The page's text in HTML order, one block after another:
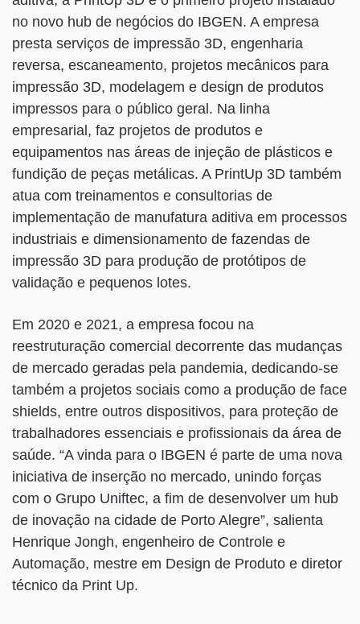
no novo hub de negócios do IBGEN. A empresa
presta serviços de impressão 3D, engenharia
reversa, escaneamento, projetos mecânicos para
impressão 3D, modelagem e design de produtos
impressos para o público geral. Na linha
empresarial, faz projetos de produtos e
equipamentos nas áreas de injeção de plásticos e
fundição de peças metálicas. A PrintUp 3D também
atua com treinamentos e consultorias de
implementação de manufatura aditiva em processos
industriais e dimensionamento de fazendas de
impressão 3D para produção de protótipos de
validação e pequenos lotes.
Em 2020 e 2021, a empresa focou na
reestruturação comercial decorrente das mudanças
de mercado geradas pela pandemia, dedicando-se
também a projetos sociais como a produção de face
shields, entre outros dispositivos, para proteção de
trabalhadores essenciais e profissionais da área de
saúde. “A vinda para o IBGEN é parte de uma nova
iniciativa de inserção no mercado, unindo forças
com o Grupo Uniftec, a fim de desenvolver um hub
de inovação na cidade de Porto Alegre”, salienta
Henrique Jongh, engenheiro de Controle e
Automação, mestre em Design de Produto e diretor
técnico da Print Up.